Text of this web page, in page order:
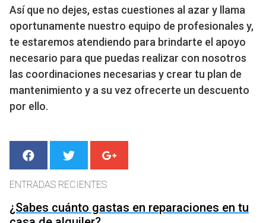
Así que no dejes, estas cuestiones al azar y llama
oportunamente nuestro equipo de profesionales y,
te estaremos atendiendo para brindarte el apoyo
necesario para que puedas realizar con nosotros
las coordinaciones necesarias y crear tu plan de
mantenimiento y a su vez ofrecerte un descuento
por ello.
ENTRADAS RECIENTES
¿Sabes cuánto gastas en reparaciones en tu